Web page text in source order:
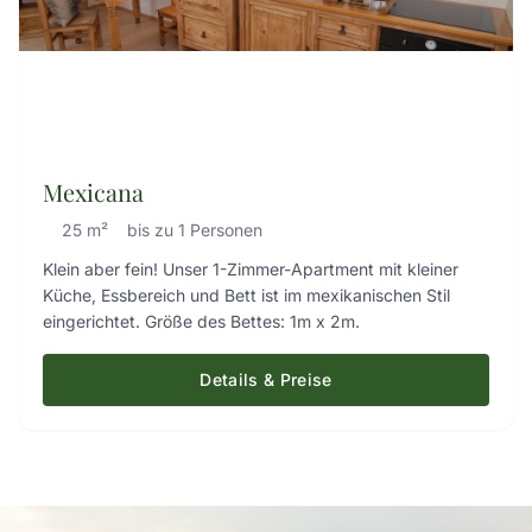
zusätzliches Kinderbett zur Verfügung.
Mexicana
25 m²
bis zu 1 Personen
Klein aber fein! Unser 1-Zimmer-Apartment mit kleiner
Küche, Essbereich und Bett ist im mexikanischen Stil
eingerichtet. Größe des Bettes: 1m x 2m.
Details & Preise